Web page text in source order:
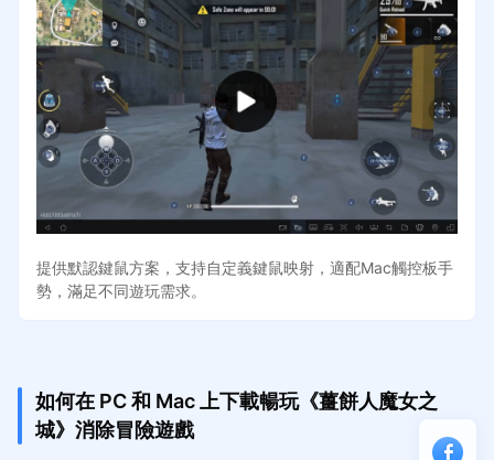
提供默認鍵鼠方案，支持自定義鍵鼠映射，適配Mac觸控板手
勢，滿足不同遊玩需求。
如何在 PC 和 Mac 上下載暢玩《薑餅人魔女之
城》消除冒險遊戲